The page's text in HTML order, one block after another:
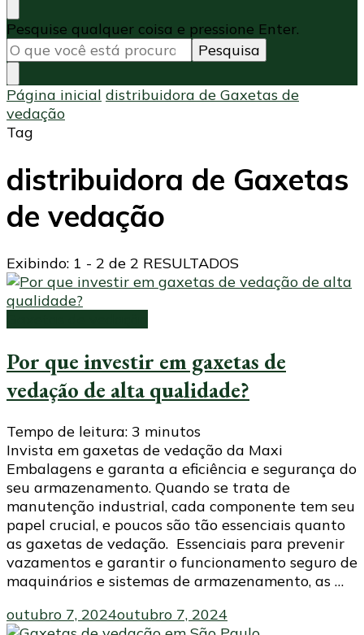
Procurando
algo?
Pesquise qualquer coisa e pressione Enter.
Página inicial distribuidora de Gaxetas de
vedação
Tag
distribuidora de Gaxetas
de vedação
Exibindo: 1 - 2 de 2 RESULTADOS
Por que investir em gaxetas de
vedação de alta qualidade?
Tempo de leitura: 3 minutos
Invista em gaxetas de vedação da Maxi
Embalagens e garanta a eficiência e segurança do
seu armazenamento. Quando se trata de
manutenção industrial, cada componente tem seu
papel crucial, e poucos são tão essenciais quanto
as gaxetas de vedação. Essenciais para prevenir
vazamentos e garantir o funcionamento seguro de
maquinários e sistemas de armazenamento, as …
outubro 7, 2024outubro 7, 2024